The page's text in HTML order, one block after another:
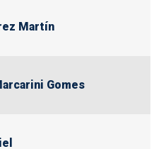
Martín
Gomes